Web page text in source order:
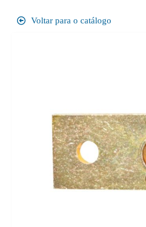
Voltar para o catálogo